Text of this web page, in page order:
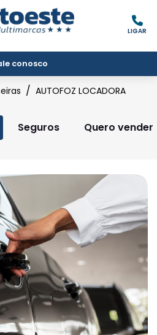
LIGAR
conosco
AUTOFOZ LOCADORA
Seguros Quero vender